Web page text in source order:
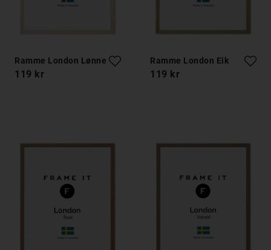
Ramme London Lønnetre
119 kr
Ramme London Eik
119 kr